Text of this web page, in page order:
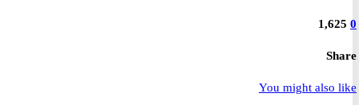
You might